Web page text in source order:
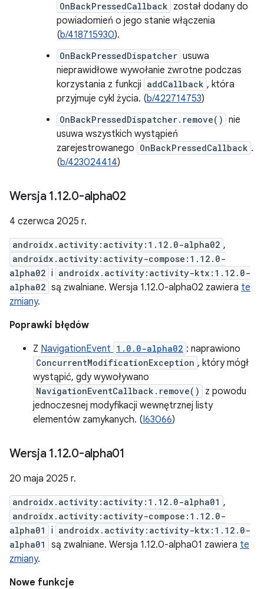
OnBackPressedCallback został dodany do
powiadomień o jego stanie włączenia
(b/418715930).
OnBackPressedDispatcher usuwa
nieprawidłowe wywołanie zwrotne podczas
korzystania z funkcji addCallback , która
przyjmuje cykl życia. (b/422714753)
OnBackPressedDispatcher.remove() nie
usuwa wszystkich wystąpień
zarejestrowanego OnBackPressedCallback .
(b/423024414)
Wersja 1.12.0-alpha02
4 czerwca 2025 r.
androidx.activity:activity:1.12.0-alpha02 ,
androidx.activity:activity-compose:1.12.0-
alpha02 i androidx.activity:activity-ktx:1.12.0-
alpha02 są zwalniane. Wersja 1.12.0-alpha02 zawiera te
zmiany.
Poprawki błędów
Z NavigationEvent 1.0.0-alpha02 : naprawiono
ConcurrentModificationException , który mógł
wystąpić, gdy wywoływano
NavigationEventCallback.remove()
z powodu
jednoczesnej modyfikacji wewnętrznej listy
elementów zamykanych. (I63066)
Wersja 1.12.0-alpha01
20 maja 2025 r.
androidx.activity:activity:1.12.0-alpha01 ,
androidx.activity:activity-compose:1.12.0-
alpha01
i androidx.activity:activity-ktx:1.12.0-
alpha01
są zwalniane. Wersja 1.12.0-alpha01 zawiera te
zmiany.
Nowe funkcje